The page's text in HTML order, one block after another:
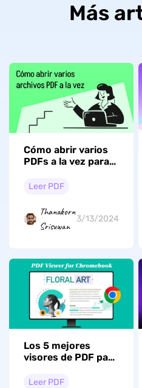
Más
Cómo abrir varios
PDFs a la vez para
Leer PDF
Thanakorn
Srisuwan
3/13/2024
Los 5 mejores
visores de PDF para
mejorar la eficiencia
Leer PDF